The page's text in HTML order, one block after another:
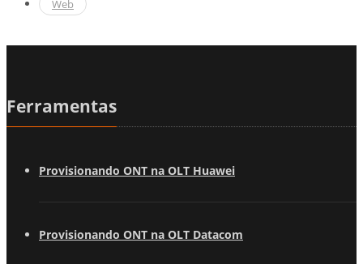
Web
Ferramentas
Provisionando ONT na OLT Huawei
Provisionando ONT na OLT Datacom